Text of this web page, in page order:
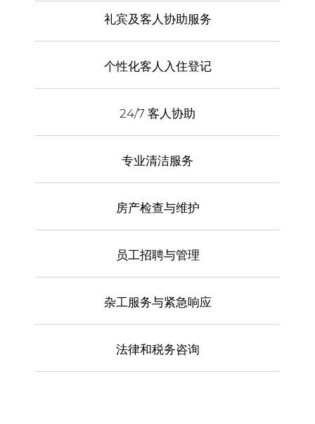
礼宾及客人协助服务
个性化客人入住登记
24/7 客人协助
专业清洁服务
房产检查与维护
员工招聘与管理
杂工服务与紧急响应
法律和税务咨询